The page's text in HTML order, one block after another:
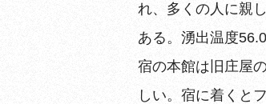
れ、多くの人に親
ある。湧出温度
宿の本館は旧庄屋
しい。宿に着くと